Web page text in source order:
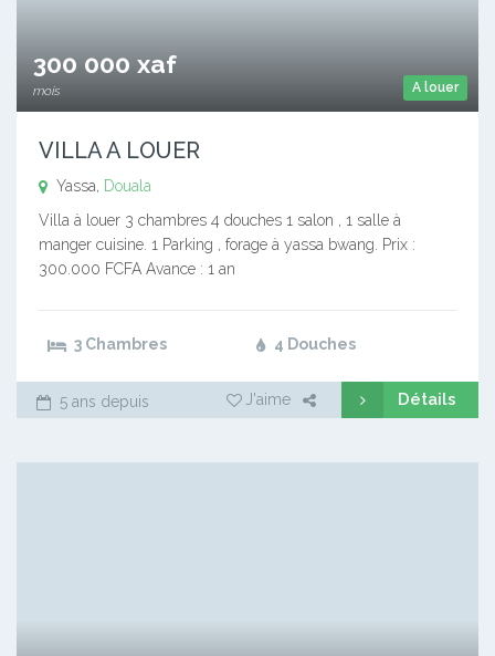
A louer
300 000 xaf
mois
VILLA A LOUER
Yassa,
Douala
Villa à louer 3 chambres 4 douches 1 salon , 1 salle à
manger cuisine. 1 Parking , forage à yassa bwang. Prix :
300.000 FCFA Avance : 1 an
3 Chambres 4 Douches
5 ans depuis J'aime Détails